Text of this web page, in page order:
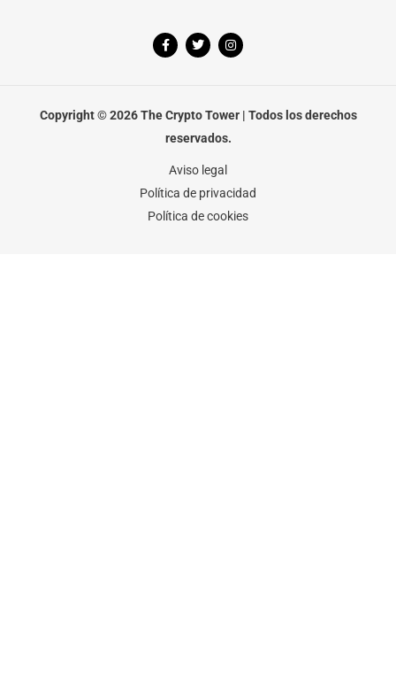
F
a
o
-
T
w
r
I
n
r
m
Copyright © 2026 The Crypto Tower | Todos los derechos
reservados.
Aviso legal
Política de privacidad
Política de cookies